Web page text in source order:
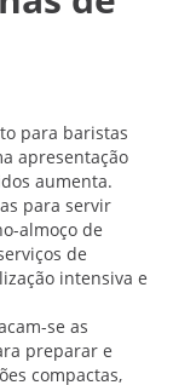
para baristas
apresentação
aumenta.
para servir
almoço de
de
intensiva e
se as
preparar e
compactas,